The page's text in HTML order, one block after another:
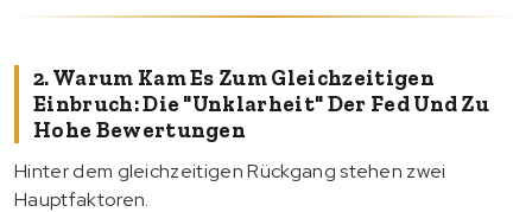
2. Warum Kam Es Zum Gleichzeitigen
Einbruch: Die "Unklarheit" Der Fed Und Zu
Hohe Bewertungen
Hinter dem gleichzeitigen Rückgang stehen zwei
Hauptfaktoren.